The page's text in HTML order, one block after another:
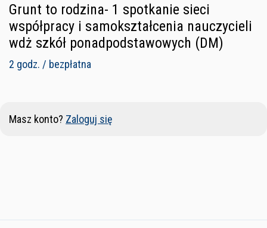
Grunt to rodzina- 1 spotkanie sieci
współpracy i samokształcenia nauczycieli
wdż szkół ponadpodstawowych (DM)
2 godz. / bezpłatna
Masz konto? Zaloguj się